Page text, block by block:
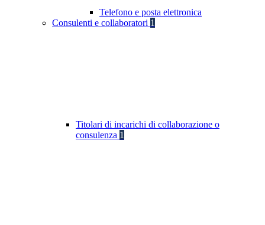
Telefono e posta elettronica
Consulenti e collaboratori 1
Titolari di incarichi di collaborazione o
consulenza 1